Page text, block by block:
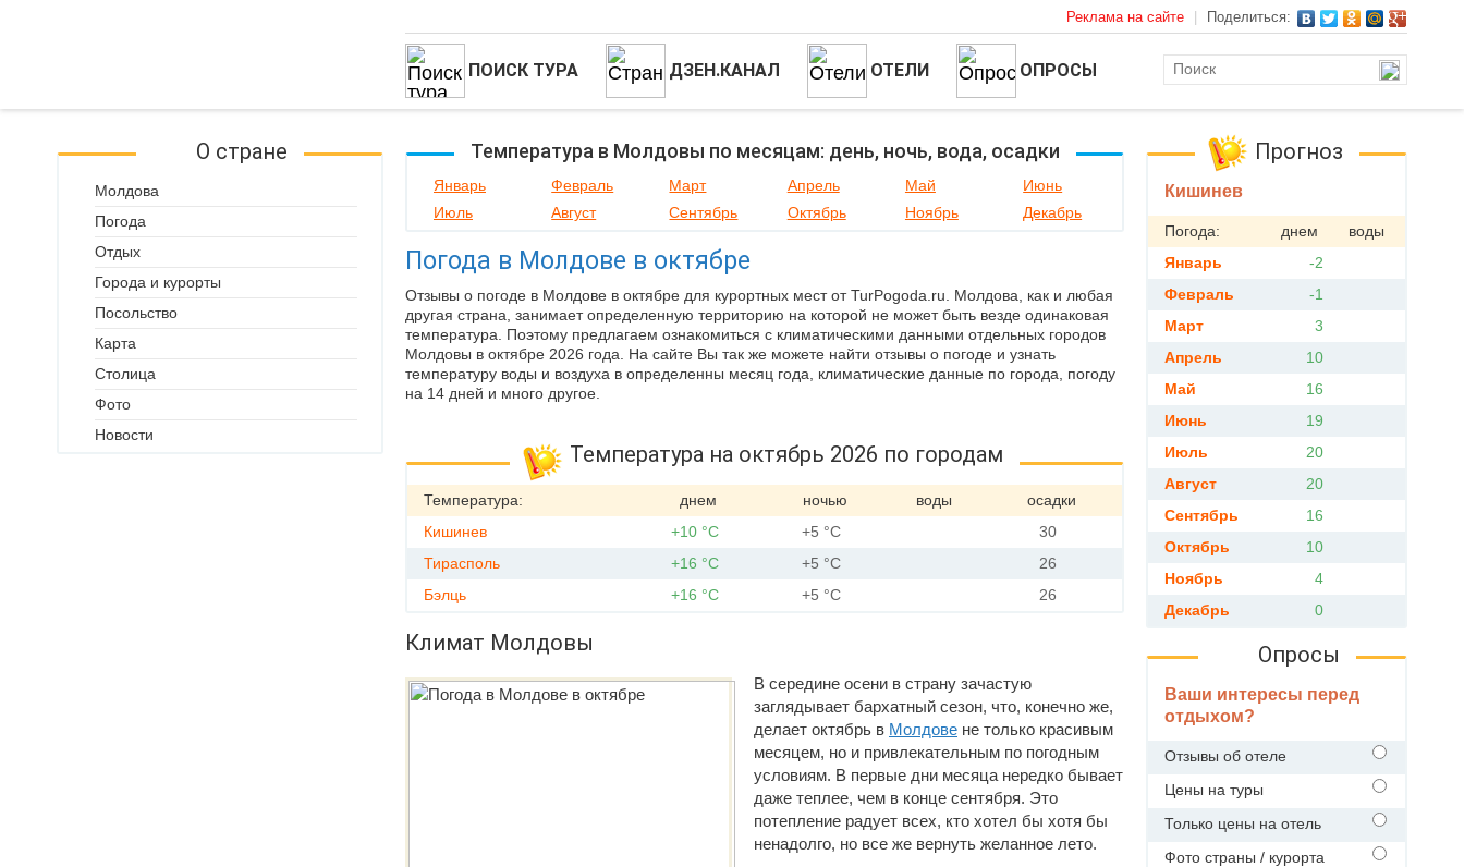
Реклама на сайте Поделиться:
ПОИСК ТУРА ДЗЕН.КАНАЛ ОТЕЛИ ОПРОСЫ
Температура в Молдовы по месяцам: день, ночь, вода, осадки
Январь Февраль Март Апрель Май
Июнь
Июль
Август Сентябрь Октябрь Ноябрь Декабрь
Погода в Молдове в октябре
Отзывы о погоде в Молдове в октябре для курортных мест от TurPogoda.ru. Молдова, как и любая
другая страна, занимает определенную территорию на которой не может быть везде одинаковая
температура. Поэтому предлагаем ознакомиться с климатическими данными отдельных городов
Молдовы в октябре 2026 года. На сайте Вы так же можете найти отзывы о погоде и узнать
температуру воды и воздуха в определенны месяц года, климатические данные по города, погоду
на 14 дней и много другое.
Температура на октябрь 2026 по городам
Температура: днем ночью воды
осадки
Кишинев
+10 °С +5 °С
30
Тирасполь
+16 °С +5 °С
26
Бэлць
+16 °С +5 °С 26
Климат Молдовы
В середине осени в страну зачастую
заглядывает бархатный сезон, что, конечно же,
делает октябрь в Молдове не только красивым
месяцем, но и привлекательным по погодным
условиям. В первые дни месяца нередко бывает
даже теплее, чем в конце сентября. Это
потепление радует всех, кто хотел бы хотя бы
ненадолго, но все же вернуть желанное лето.
О стране
Молдова
Погода
Отдых
Города и курорты
Посольство
Карта
Столица
Фото
Новости
Прогноз
Кишинев
Погода: днем
воды
Январь
-2
Февраль
-1
Март
3
Апрель
10
Май
16
Июнь
19
Июль
20
Август
20
Сентябрь
16
Октябрь
10
Ноябрь
4
Декабрь
0
Опросы
Ваши интересы перед
отдыхом?
Отзывы об отеле
Цены на туры
Только цены на отель
Фото страны / курорта